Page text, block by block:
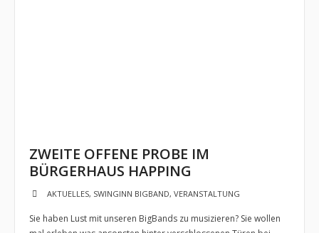
- - Vorstellung
- - Dirigent
ZWEITE OFFENE PROBE IM
BÜRGERHAUS HAPPING
AKTUELLES, SWINGINN BIGBAND,VERANSTALTUNG
Sie haben Lust mit unseren BigBands zu musizieren? Sie wollen